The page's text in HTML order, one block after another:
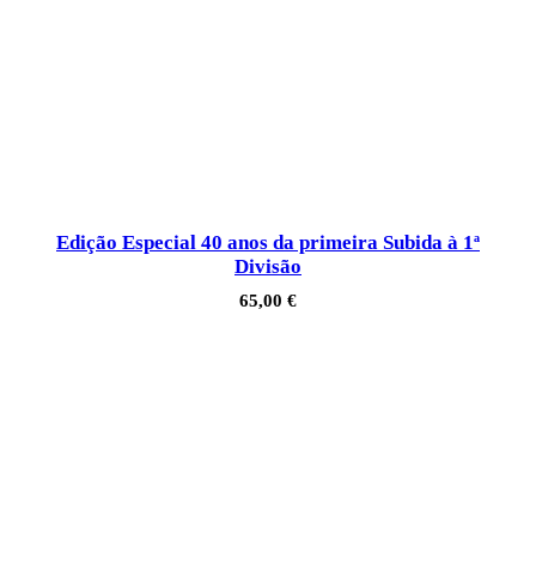
Edição Especial 40 anos da primeira Subida à 1ª
Divisão
65,00 €